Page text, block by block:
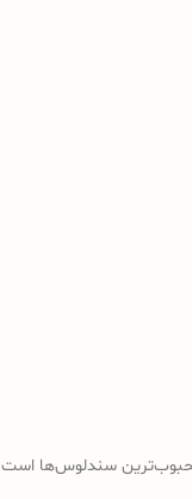
سندلوس‌ها است